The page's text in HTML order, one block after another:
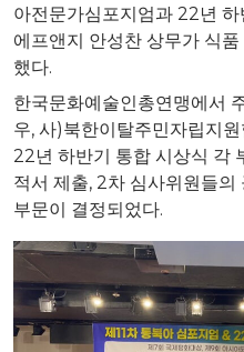
아전문가심포지엄과 22년
에프앤지 안성찬 상무가 식
했다.
한국문화예술인총연맹에서
우, 사)북한이탈주민자립지
22년 하반기 통합 시상식 각
적서 제출, 2차 심사위원들
부문이 결정되었다.